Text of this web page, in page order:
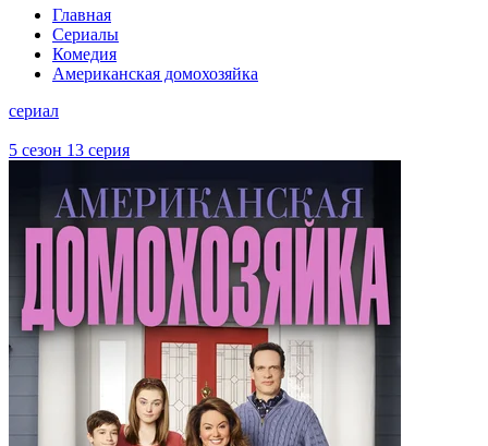
Главная
Сериалы
Комедия
Американская домохозяйка
сериал
5 сезон 13 серия